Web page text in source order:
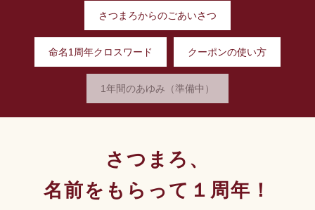
さつまろからのごあいさつ
命名1周年クロスワード クーポンの使い方
1年間のあゆみ（準備中）
さつまろ、
名前をもらって１周年！